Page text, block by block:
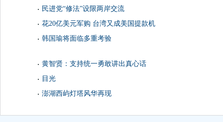
民进党“修法”设限两岸交流
花20亿美元军购 台湾又成美国提款机
韩国瑜将面临多重考验
黄智贤：支持统一勇敢讲出真心话
目光
澎湖西屿灯塔风华再现